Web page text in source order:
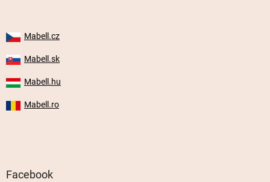
Mabell.cz
Mabell.sk
Mabell.hu
Mabell.ro
Facebook